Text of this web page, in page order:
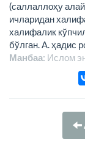
(саллаллоҳу
ичларидан
халифалик
бўлган. А. ҳадис
Манбаа: Ислом